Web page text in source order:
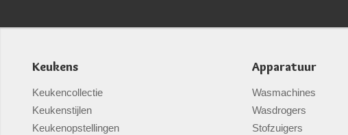
Keukens
Keukencollectie
Keukenstijlen
Keukenopstellingen
Apparatuur
Wasmachines
Wasdrogers
Stofzuigers